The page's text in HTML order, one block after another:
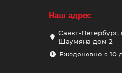
Наш адрес
Санкт-Петербург,
Шаумяна дом 2
Ежеденевно с 10